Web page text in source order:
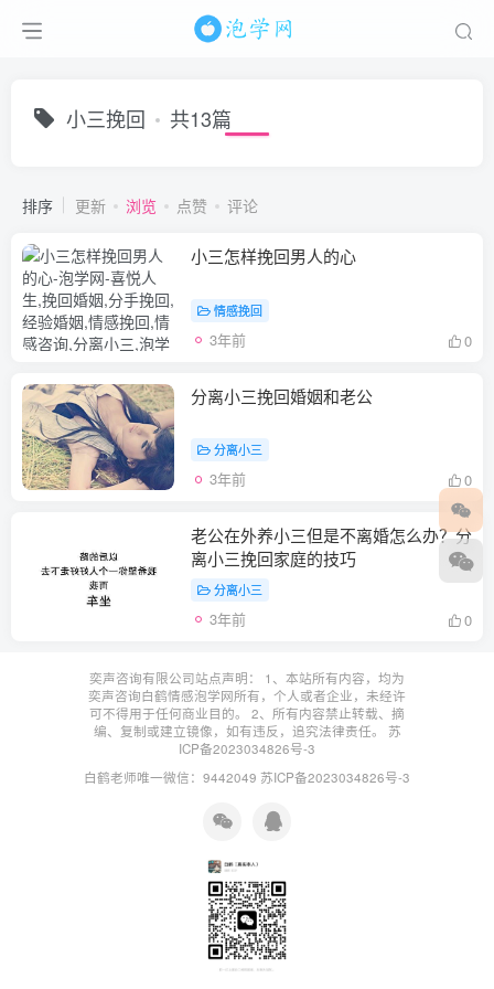
小三挽回 共13篇
排序 更新 浏览 点赞 评论
小三怎样挽回男人的心
情感挽回
3年前 0
分离小三挽回婚姻和老公
分离小三
3年前 0
老公在外养小三但是不离婚怎么办？分
离小三挽回家庭的技巧
分离小三
3年前 0
奕声咨询有限公司站点声明： 1、本站所有内容，均为
奕声咨询白鹤情感泡学网所有，个人或者企业，未经许
可不得用于任何商业目的。 2、所有内容禁止转载、摘
编、复制或建立镜像，如有违反，追究法律责任。 苏
ICP备2023034826号-3
白鹤老师唯一微信：9442049 苏ICP备2023034826号-3